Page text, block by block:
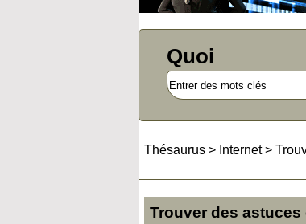
Quoi
Thésaurus > Internet>
Trouver des